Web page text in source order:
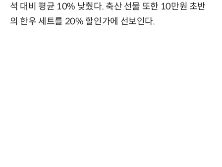
석 대비 평균 10% 낮췄다. 축산 선물 또한 10만원 초반
의 한우 세트를 20% 할인가에 선보인다.